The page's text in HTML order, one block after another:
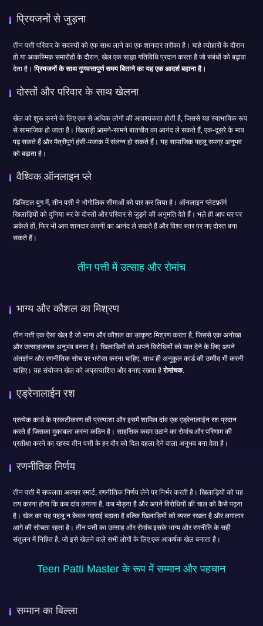
प्रियजनों से जुड़ना
तीन पत्ती परिवार के सदस्यों को एक साथ लाने का एक शानदार तरीका है। चाहे त्योहारों के दौरान
हो या आकस्मिक समारोहों के दौरान, खेल एक साझा गतिविधि प्रदान करता है जो संबंधों को बढ़ावा
देता है।प्रियजनों के साथ गुणवत्तापूर्ण समय बिताने का यह एक आदर्श बहाना है।
दोस्तों और परिवार के साथ खेलना
खेल को शुरू करने के लिए एक से अधिक लोगों की आवश्यकता होती है, जिससे यह स्वाभाविक रूप
से सामाजिक हो जाता है। खिलाड़ी आमने-सामने बातचीत का आनंद ले सकते हैं, एक-दूसरे के भाव
पढ़ सकते हैं और मैत्रीपूर्ण हंसी-मजाक में संलग्न हो सकते हैं। यह सामाजिक पहलू समग्र अनुभव
को बढ़ाता है।
वैश्विक ऑनलाइन प्ले
डिजिटल युग में, तीन पत्ती ने भौगोलिक सीमाओं को पार कर लिया है। ऑनलाइन प्लेटफ़ॉर्म
खिलाड़ियों को दुनिया भर के दोस्तों और परिवार से जुड़ने की अनुमति देते हैं। भले ही आप घर पर
अकेले हों, फिर भी आप शानदार कंपनी का आनंद ले सकते हैं और विश्व स्तर पर नए दोस्त बना
सकते हैं।
तीन पत्ती में उत्साह और रोमांच
भाग्य और कौशल का मिश्रण
तीन पत्ती एक ऐसा खेल है जो भाग्य और कौशल का उत्कृष्ट मिश्रण करता है, जिससे एक अनोखा
और उत्साहजनक अनुभव बनता है। खिलाड़ियों को अपने विरोधियों को मात देने के लिए अपने
अंतर्ज्ञान और रणनीतिक सोच पर भरोसा करना चाहिए, साथ ही अनुकूल कार्ड की उम्मीद भी करनी
चाहिए। यह संयोजन खेल को अप्रत्याशित और बनाए रखता हैरोमांचक.
एड्रेनालाईन रश
प्रत्येक कार्ड के प्रकटीकरण की प्रत्याशा और इसमें शामिल दांव एक एड्रेनालाईन रश प्रदान
करते हैं जिसका मुकाबला करना कठिन है। साहसिक कदम उठाने का रोमांच और परिणाम की
प्रतीक्षा करने का रहस्य तीन पत्ती के हर दौर को दिल दहला देने वाला अनुभव बना देता है।
रणनीतिक निर्णय
तीन पत्ती में सफलता अक्सर स्मार्ट, रणनीतिक निर्णय लेने पर निर्भर करती है। खिलाड़ियों को यह
तय करना होगा कि कब दांव लगाना है, कब मोड़ना है और अपने विरोधियों की चाल को कैसे पढ़ना
है। खेल का यह पहलू न केवल गहराई बढ़ाता है बल्कि खिलाड़ियों को व्यस्त रखता है और लगातार
आगे की सोचता रहता है। तीन पत्ती का उत्साह और रोमांच इसके भाग्य और रणनीति के सही
संतुलन में निहित है, जो इसे खेलने वाले सभी लोगों के लिए एक आकर्षक खेल बनाता है।
Teen Patti Master के रूप में सम्मान और पहचान
सम्मान का बिल्ला